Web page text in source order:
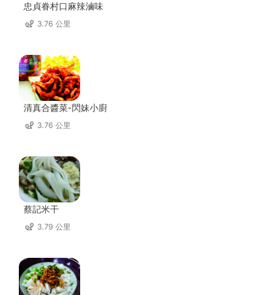
忠貞眷村口麻辣滷味
3.76 公里
清真合醬菜-閃妹小廚
3.76 公里
蔡記米干
3.79 公里